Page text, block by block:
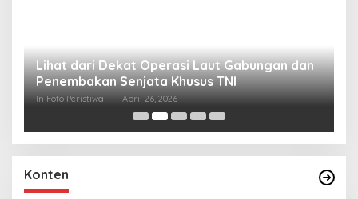
Lihat dari Dekat Operasi Laut Gabungan dan
Penembakan Senjata Khusus TNI
In Foto Peristiwa | April 26, 2026
Konten